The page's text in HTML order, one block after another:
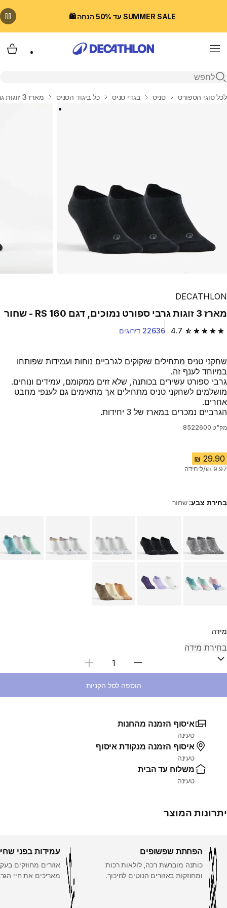
SUMMER SALE עד 50% הנחה 🛍️
Menu
פתיחת חיפוש
בית
לכל סוגי הספורט טניס בגדי טניס כל ביגוד הטניס מארז 3 זוגות גרבי ספורט נמוכים, דגם RS 160 - שחור
DECATHLON
מארז 3 זוגות גרבי ספורט נמוכים, דגם RS 160 - שחור
4.7 4.7 out of 5 stars from 22636 reviews 22636 דירוגים
שחקני טניס מתחילים שזקוקים לגרביים נוחות ועמידות שפותחו
במיוחד לענף זה.
גרבי ספורט עשירים בכותנה, שלא זזים ממקומם, עמידים ונוחים.
מושלמים לשחקני טניס מתחילים אך מתאימים גם לענפי מחבט
אחרים.
הגרביים נמכרים במארז של 3 יחידות.
מק"ט 8522600
בחירת צבע:שחור
מידה
בחירת כמות
הוספה לסל הקניות
איסוף הזמנה מהחנות
טעינה
איסוף הזמנה מנקודת איסוף
טעינה
משלוח עד הבית
טעינה
יתרונות המוצר
הפחתת שפשופים
כותנה מוברשת רכה, לולאות רכות
ומחוזקות באזורים הנוטים לחיכוך.
עמידות בפני
אזורים מחוזקים
מאריכים את חיי